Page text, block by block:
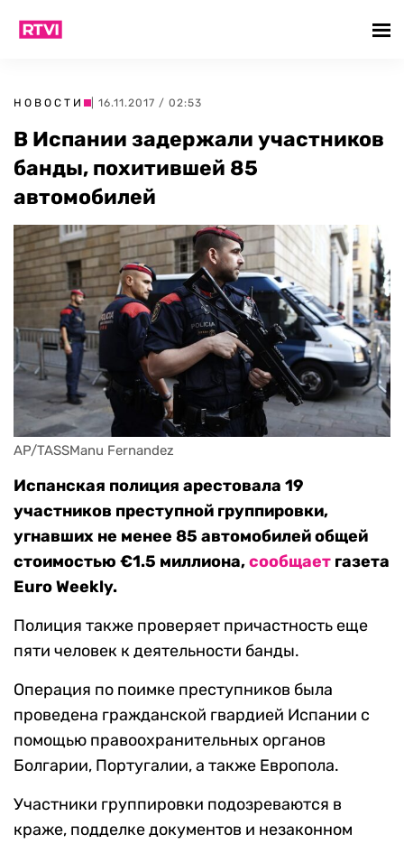
НОВОСТИ | 16.11.2017 / 02:53
В Испании задержали участников
банды, похитившей 85
автомобилей
AP/TASSManu Fernandez
Испанская полиция арестовала 19
участников преступной группировки,
угнавших не менее 85 автомобилей общей
стоимостью €1.5 миллиона,сообщает газета
Euro Weekly.
Полиция также проверяет причастность еще
пяти человек к деятельности банды.
Операция по поимке преступников была
проведена гражданской гвардией Испании с
помощью правоохранительных органов
Болгарии, Португалии, а также Европола.
Участники группировки подозреваются в
краже, подделке документов и незаконном